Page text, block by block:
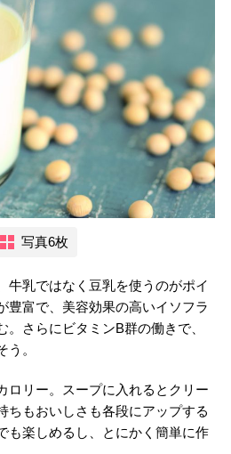
写真6枚
牛乳ではなく豆乳を使うのがポイ
豊富で、美容効果の高いイソフラ
さらにビタミンB群の働きで、
。
ロリー。スープに入れるとクリー
ちもおいしさも各段にアップする
も楽しめるし、とにかく簡単に作